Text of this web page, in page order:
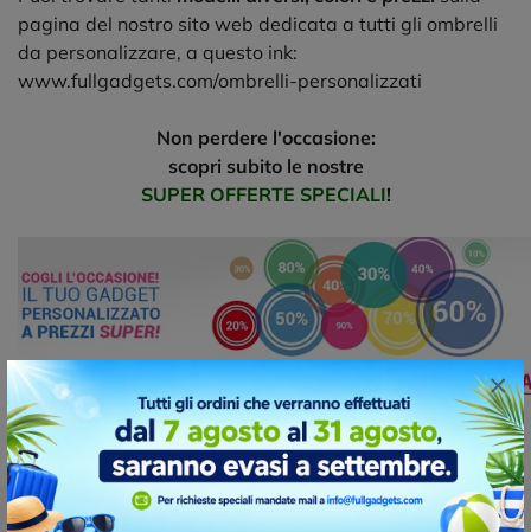
×
pagina del nostro sito web dedicata a tutti gli ombrelli
da personalizzare, a questo ink:
www.fullgadgets.com/ombrelli-personalizzati
Non perdere l'occasione:
scopri subito le nostre
SUPER OFFERTE SPECIALI!